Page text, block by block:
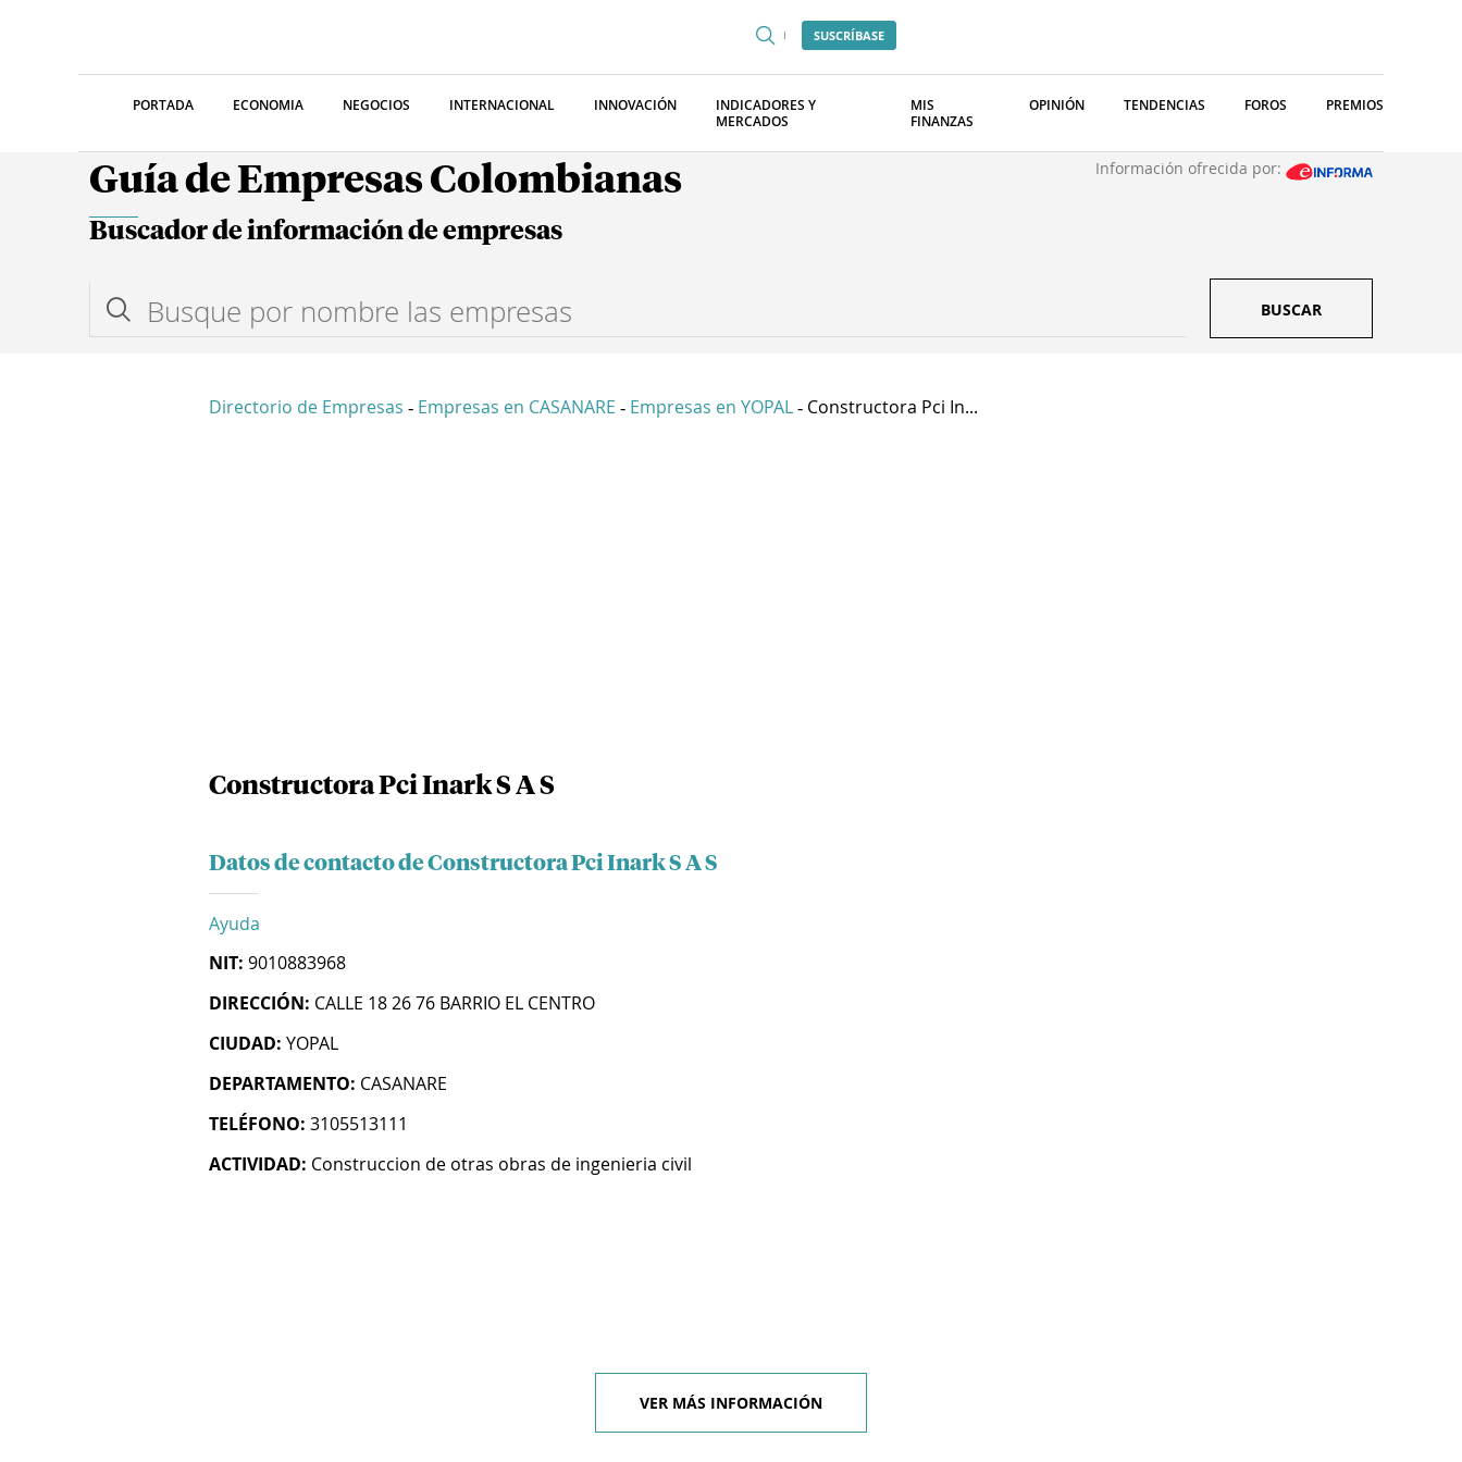
SUSCRÍBASE
PORTADA ECONOMIA NEGOCIOS INTERNACIONAL INNOVACIÓN
INDICADORES Y
MERCADOS
MIS
FINANZAS
OPINIÓN TENDENCIAS FOROS PREMIOS
Guía de Empresas Colombianas Información ofrecida por:
Buscador de información de empresas
BUSCAR
Directorio de Empresas - Empresas en CASANARE - Empresas en YOPAL - Constructora Pci In...
Constructora Pci Inark S A S
Datos de contacto de Constructora Pci Inark S A S
Ayuda
NIT: 9010883968
DIRECCIÓN: CALLE 18 26 76 BARRIO EL CENTRO
CIUDAD: YOPAL
DEPARTAMENTO: CASANARE
TELÉFONO: 3105513111
ACTIVIDAD: Construccion de otras obras de ingenieria civil
VER MÁS INFORMACIÓN